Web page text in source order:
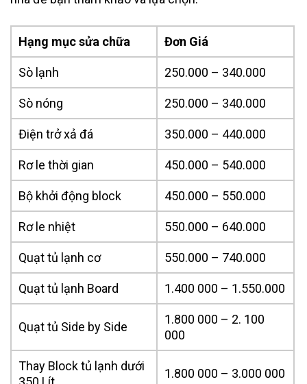
Hạng mục sửa chữa Đơn Giá
Sò lạnh 250.000 – 340.000
Sò nóng 250.000 – 340.000
Điện trở xả đá 350.000 – 440.000
Rơ le thời gian 450.000 – 540.000
Bộ khởi động block 450.000 – 550.000
Rơ le nhiệt 550.000 – 640.000
Quạt tủ lạnh cơ 550.000 – 740.000
Quạt tủ lạnh Board 1.400 000 – 1.550.000
Quạt tủ Side by Side
1.800 000 – 2. 100
000
Thay Block tủ lạnh dưới
1.800 000 – 3.000 000